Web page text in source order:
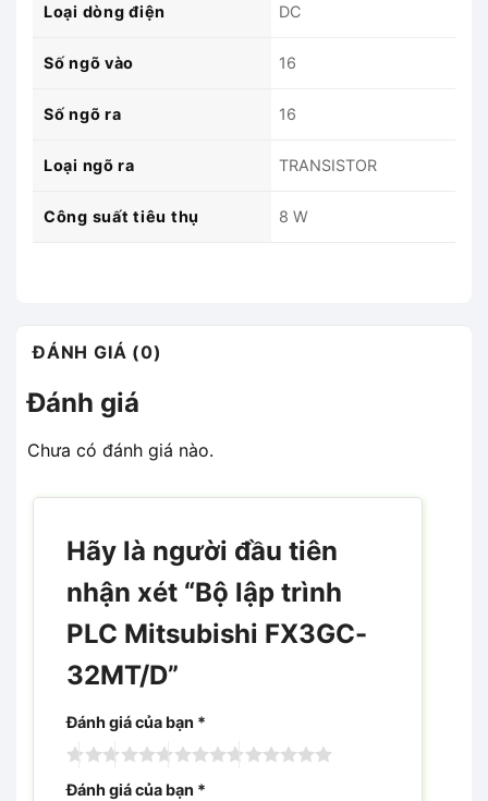
Loại dòng điện DC
Số ngõ vào 16
Số ngõ ra 16
Loại ngõ ra TRANSISTOR
Công suất tiêu thụ 8 W
ĐÁNH GIÁ (0)
Đánh giá
Chưa có đánh giá nào.
Hãy là người đầu tiên
nhận xét “Bộ lập trình
PLC Mitsubishi FX3GC-
32MT/D”
Đánh giá của bạn *
Đánh giá của bạn *